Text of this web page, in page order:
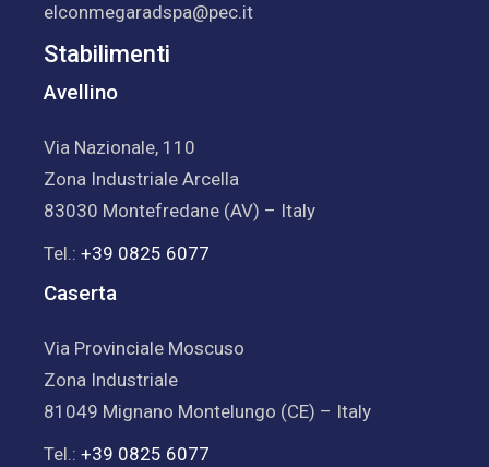
elconmegaradspa@pec.it
Stabilimenti
Avellino
Via Nazionale, 110
Zona Industriale Arcella
83030 Montefredane (AV) – Italy
Tel.:+39 0825 6077
Caserta
Via Provinciale Moscuso
Zona Industriale
81049 Mignano Montelungo (CE) – Italy
Tel.:+39 0825 6077